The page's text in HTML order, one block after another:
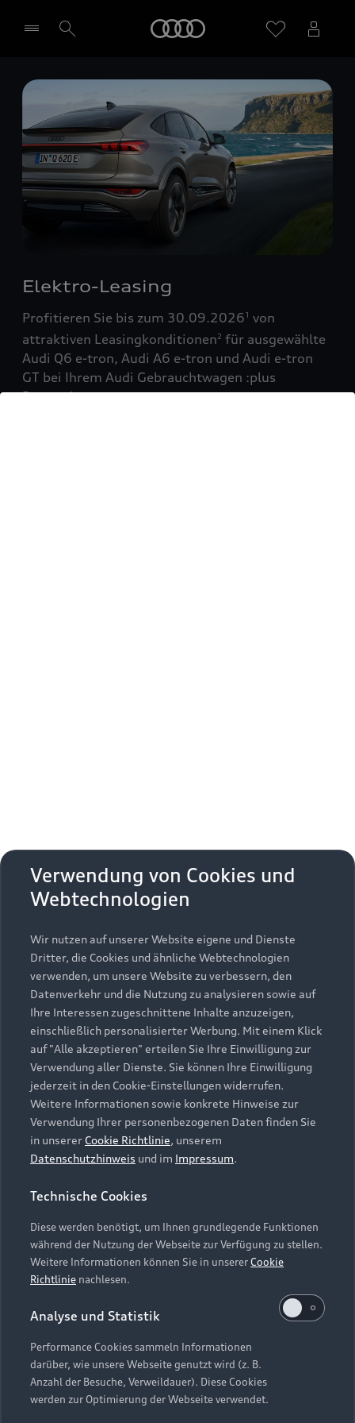
Händler wählen
Elektro-Leasing
Profitieren Sie bis zum 30.09.20261 von
attraktiven Leasingkonditionen2 für ausgewählte
Audi Q6 e-tron, Audi A6 e-tron und Audi e-tron
GT bei Ihrem Audi Gebrauchtwagen :plus
Partner!
Zurück nach oben
Modelle
Alle Modelle
Modelle vergleichen
Elektromodelle
Plug-in-Hybride
Kaufen & leasen
Neuwagensuche
Gebrauchtwagensuche
Gebrauchtwagen
Finanzierung
Aktionen & Angebote
Geschäftskunden
Service & Zubehör
Saisonale Angebote
Audi Services
Garantie
Audi digital services
myAudi
Support
Kundenservice
Händlersuche
Audi Code
Online-Terminvereinbarung
Servicekontakt
Vertrag widerrufen
Über Audi
Unternehmen
Karriere
Investor Relations
Presse & Media Center
Datenschutz
Audi erleben
Newsletter
Impressum Rechtliches
Hinweisgebersystem
Datenschutzinformation
Cookie-Einstellungen
Cookie-Richtlinie
Barrierefreiheit
Hinweis: Die aktuelle Darstellung und Anordnung der
Embleme am Fahrzeug bei allen Abbildungen auf dieser
Webseite kann abweichen.
Verwendung von Cookies und
Webtechnologien
Wir nutzen auf unserer Website eigene und Dienste
Dritter, die Cookies und ähnliche Webtechnologien
verwenden, um unsere Website zu verbessern, den
Datenverkehr und die Nutzung zu analysieren sowie auf
Ihre Interessen zugeschnittene Inhalte anzuzeigen,
einschließlich personalisierter Werbung. Mit einem Klick
auf "Alle akzeptieren" erteilen Sie Ihre Einwilligung zur
Verwendung aller Dienste. Sie können Ihre Einwilligung
jederzeit in den Cookie-Einstellungen widerrufen.
Weitere Informationen sowie konkrete Hinweise zur
Verwendung Ihrer personenbezogenen Daten finden Sie
in unserer Cookie Richtlinie, unserem
Datenschutzhinweis und im Impressum.
Technische Cookies
Diese werden benötigt, um Ihnen grundlegende Funktionen
während der Nutzung der Webseite zur Verfügung zu stellen.
Weitere Informationen können Sie in unsererCookie
Richtlinie nachlesen.
Analyse und Statistik
Performance Cookies sammeln Informationen
darüber, wie unsere Webseite genutzt wird (z. B.
Anzahl der Besuche, Verweildauer). Diese Cookies
werden zur Optimierung der Webseite verwendet.